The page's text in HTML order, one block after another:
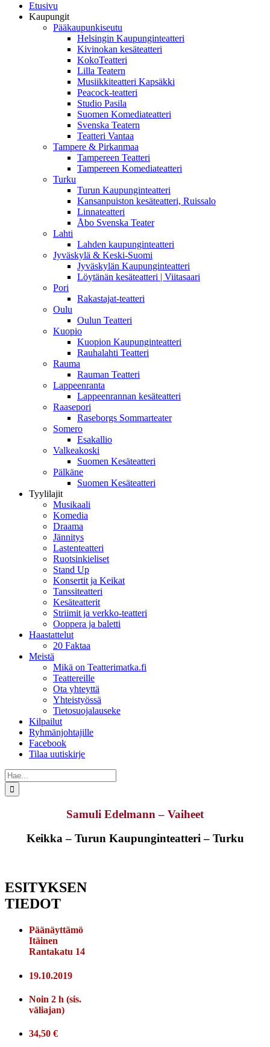
Etusivu
Kaupungit
Pääkaupunkiseutu
Helsingin Kaupunginteatteri
Kivinokan kesäteatteri
KokoTeatteri
Lilla Teatern
Musiikkiteatteri Kapsäkki
Peacock-teatteri
Studio Pasila
Suomen Komediateatteri
Svenska Teatern
Teatteri Vantaa
Tampere & Pirkanmaa
Tampereen Teatteri
Tampereen Komediateatteri
Turku
Turun Kaupunginteatteri
Kansanpuiston kesäteatteri, Ruissalo
Linnateatteri
Åbo Svenska Teater
Lahti
Lahden kaupunginteatteri
Jyväskylä & Keski-Suomi
Jyväskylän Kaupunginteatteri
Löytänän kesäteatteri | Viitasaari
Pori
Rakastajat-teatteri
Oulu
Oulun Teatteri
Kuopio
Kuopion Kaupunginteatteri
Rauhalahti Teatteri
Rauma
Rauman Teatteri
Lappeenranta
Lappeenrannan kesäteatteri
Raasepori
Raseborgs Sommarteater
Somero
Esakallio
Valkeakoski
Suomen Kesäteatteri
Pälkäne
Suomen Kesäteatteri
Tyylilajit
Musikaali
Komedia
Draama
Jännitys
Lastenteatteri
Ruotsinkieliset
Stand Up
Konsertit ja Keikat
Tanssiteatteri
Kesäteatterit
Striimit ja verkko-teatteri
Ooppera ja baletti
Haastattelut
20 Faktaa
Meistä
Mikä on Teatterimatka.fi
Teattereille
Ota yhteyttä
Yhteistyössä
Tietosuojalauseke
Kilpailut
Ryhmänjohtajille
Facebook
Tilaa uutiskirje
Etsi
...
Samuli Edelmann – Vaiheet
Keikka – Turun Kaupunginteatteri – Turku
ESITYKSEN
TIEDOT
Päänäyttämö
Itäinen
Rantakatu 14
19.10.2019
Noin 2 h (sis.
väliajan)
34,50 €